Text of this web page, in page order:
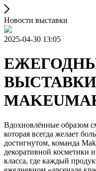
Новости выставки
2025-04-30 13:05
ВЫСТАВКИ
Вдохновлённые образом
которая всегда желает
достигнутом, команда
декоративной косметики
класса, где каждый